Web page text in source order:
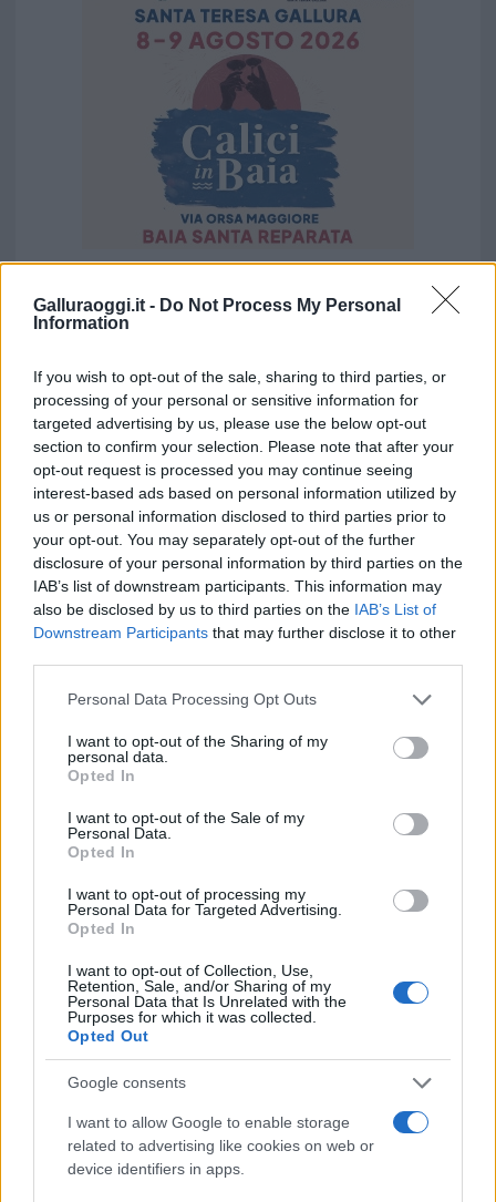
Galluraoggi.it - Do Not Process My Personal
Information
If you wish to opt-out of the sale, sharing to third parties, or
processing of your personal or sensitive information for
targeted advertising by us, please use the below opt-out
section to confirm your selection. Please note that after your
opt-out request is processed you may continue seeing
interest-based ads based on personal information utilized by
us or personal information disclosed to third parties prior to
your opt-out. You may separately opt-out of the further
disclosure of your personal information by third parties on the
IAB’s list of downstream participants. This information may
also be disclosed by us to third parties on the IAB’s List of
Downstream Participants that may further disclose it to other
Please note that this website/app uses one or more Google
not limited to your visit or usage behaviour. You may click to
grant or deny consent to Google and its third-party tags to
use your data for below specified purposes in below Google
consent section.
Personal Data Processing Opt Outs
I want to opt-out of the Sharing of my
personal data.
Opted In
I want to opt-out of the Sale of my
Personal Data.
Opted In
I want to opt-out of processing my
Personal Data for Targeted Advertising.
Opted In
I want to opt-out of Collection, Use,
Retention, Sale, and/or Sharing of my
Personal Data that Is Unrelated with the
Purposes for which it was collected.
Opted Out
Google consents
I want to allow Google to enable storage
related to advertising like cookies on web or
device identifiers in apps.
Vuoi rimuovere le pubblicità nazionali?
Puoi abbonarti asoli € 1,10 al mese
cliccandoqui
Sei già abbonato?
Puoi effettuare l'accesso andando nella
sezioneLogindal menù del sito o
cliccandoqui
Notizie Tempio Pausania
Sebastiano Sanguinetti
Notizie in tempo reale?
GalluraOggi.it
Su WhatsApp al numero +39
345 356 7512
Ricevi le nostre ultime news